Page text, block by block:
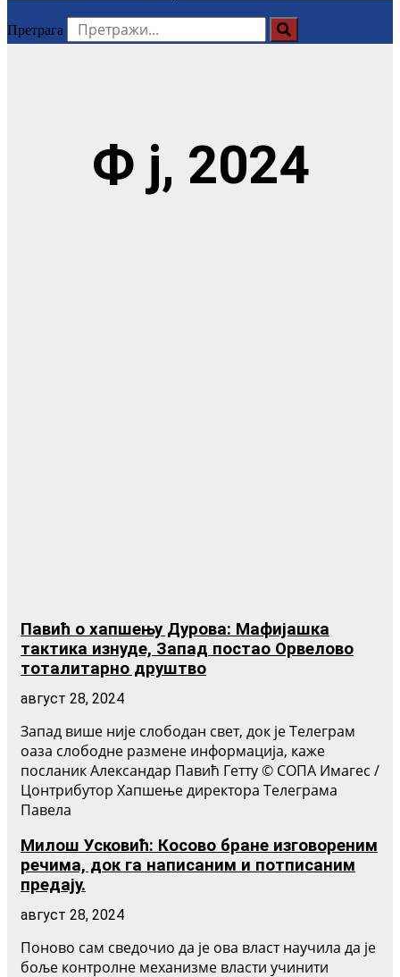
Претрага
Ф ј, 2024
Павић о хапшењу Дурова: Мафијашка
тактика изнуде, Запад постао Орвелово
тоталитарно друштво
август 28, 2024
Запад више није слободан свет, док је Телеграм
оаза слободне размене информација, каже
посланик Александар Павић Геттy © СОПА Имагес /
Цонтрибутор Хапшење директора Телеграма
Павела
Милош Усковић: Косово бране изговореним
речима, док га написаним и потписаним
предају.
август 28, 2024
Поново сам сведочио да је ова власт научила да је
боље контролне механизме власти учинити